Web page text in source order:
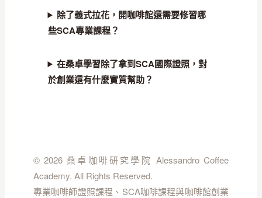
除了義式拉花，開咖啡館還需要修習哪
些SCA專業課程？
在桑卓學習除了拿到SCA國際證照，對
於創業還有什麼實質幫助？
© 2026 桑卓咖啡研究學院 Alessandro Coffee
Academy. All Rights Reserved.
專業咖啡師證照課程、SCA咖啡課程與咖啡館創業